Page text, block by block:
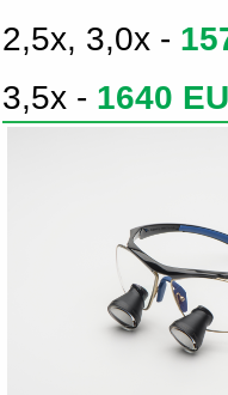
2,5x, 3,0x -
3,5x - 1640